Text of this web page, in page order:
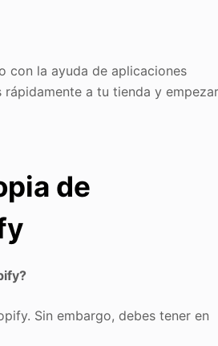
con la ayuda de aplicaciones
a tu tienda y
de
Sin embargo, debes tener en